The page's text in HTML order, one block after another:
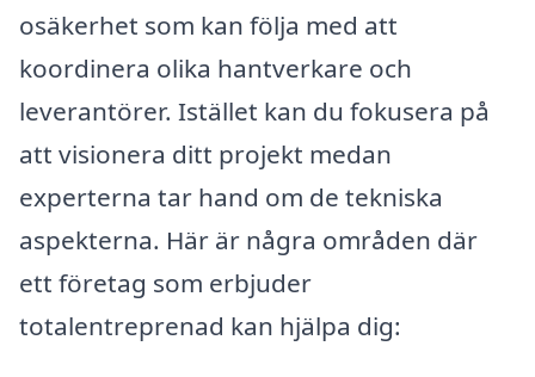
osäkerhet som kan följa med att
koordinera olika hantverkare och
leverantörer. Istället kan du fokusera på
att visionera ditt projekt medan
experterna tar hand om de tekniska
aspekterna. Här är några områden där
ett företag som erbjuder
totalentreprenad kan hjälpa dig: